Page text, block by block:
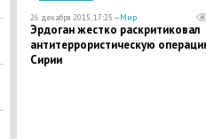
26 декабря 2015, 17:25 —Мир
Эрдоган жестко раскритиковал
антитеррористическую
Сирии